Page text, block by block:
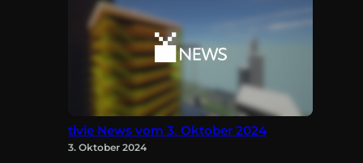
tivie News vom 3. Oktober 2024
3. Oktober 2024